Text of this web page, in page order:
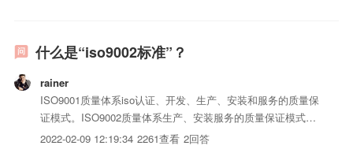
什么是“iso9002标准”？
rainer
ISO9001质量体系iso认证、开发、生产、安装和服务的质量保
证模式。ISO9002质量体系生产、安装服务的质量保证模式。
现在2000版ISO9000族标准中，包括4项核心标准：
2022-02-09 12:19:34 2261查看 2回答